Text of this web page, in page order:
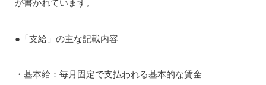
が書かれています。
●「支給」の主な記載内容
・基本給：毎月固定で支払われる基本的な賃金